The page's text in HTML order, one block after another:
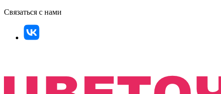
Связаться с нами